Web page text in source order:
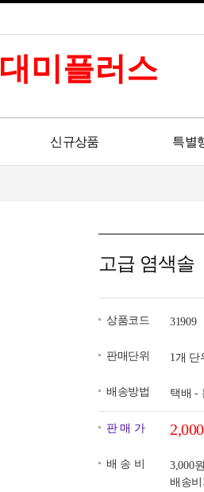
대미플러스
신규상품 특별
고급 염색솔
상품코드 31909
판매단위 1개 단
배송방법 택배 -
판 매 가
배 송 비 3,000
배송